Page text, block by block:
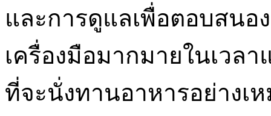
และการดูแลเพื่อตอบสนอ
เครื่องมือมากมายในเว
ที่จะนั่งทานอาหารอย่างเ